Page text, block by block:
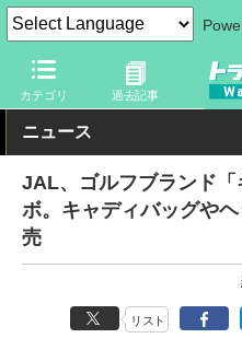
カテゴリ 過去記事
トラベル Watch 企業・政府・
ニュース
JAL、ゴルフブランド
ボ。キャディバッグや
売
リスト